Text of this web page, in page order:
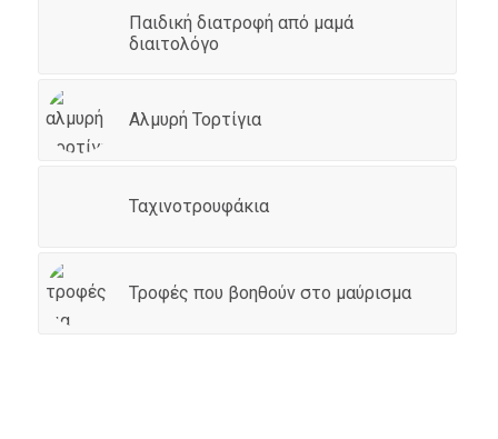
Παιδική διατροφή από μαμά
διαιτολόγο
Αλμυρή Τορτίγια
Ταχινοτρουφάκια
Τροφές που βοηθούν στο μαύρισμα